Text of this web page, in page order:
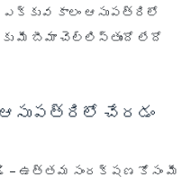
ఎక్కువ కాలం ఆసుపత్రిలో
మీ బీమా చెల్లిస్తుందో లేదో
చేరడం
– ఉత్తమ సంరక్షణ కోసం మీ